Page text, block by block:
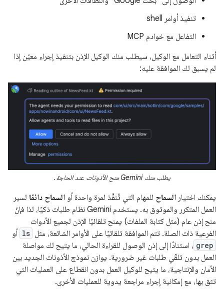
تنفيذ أوامر shell
التفاعل مع خوادم MCP
أثناء التعامل مع الوكيل، سيطلب منك الوكيل الإذن بتنفيذ إجراء معيّن إذا
لم يسبق لك الموافقة عليه:
يطلب منك Gemini منح الأذونات عند الحاجة.
يمكنك اختيار السماح للمهام التي تُنفَّذ لمرة واحدة أو السماح دائمًا لسير
العمل المتكرر والموثوق به. يستخدم Gemini نظام طلبات ذكيًا، لذا فإنّ
منح إذن عام (مثل كتابة الملفات) يمنح تلقائيًا الإذن لجميع الأدوات
الفرعية ذات الصلة. تتم الموافقة تلقائيًا على الأوامر الشائعة، مثل ls أو
grep ، استنادًا إلى إذن الوصول للقراءة الحالي، ما يتيح لك مواصلة
العمل بدون تلقّي طلبات غير ضرورية. يوازن نموذج الأذونات الجديد بين
الأمان والإنتاجية، ما يتيح للوكيل العمل بدون انقطاع على العمليات التي
تثق بها، مع إمكانية إجراء مراجعة يدوية للعمليات الأخرى.